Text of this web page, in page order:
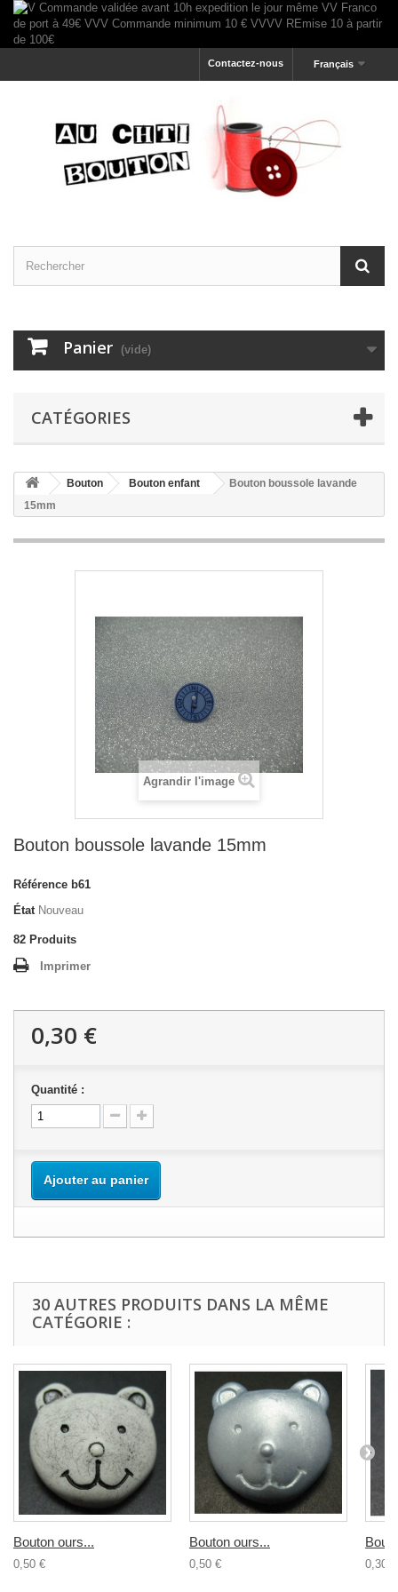
Français
Contactez-nous
Panier (vide)
CATÉGORIES
Bouton Bouton enfant
Bouton boussole lavande
15mm
Agrandir l'image
Bouton boussole lavande 15mm
Référence b61
État Nouveau
82 Produits
Imprimer
0,30 €
Quantité :
Ajouter au panier
30 AUTRES PRODUITS DANS LA MÊME
CATÉGORIE :
Bouton ours...
0,50 €
Bouton ours...
0,50 € 0,30 €